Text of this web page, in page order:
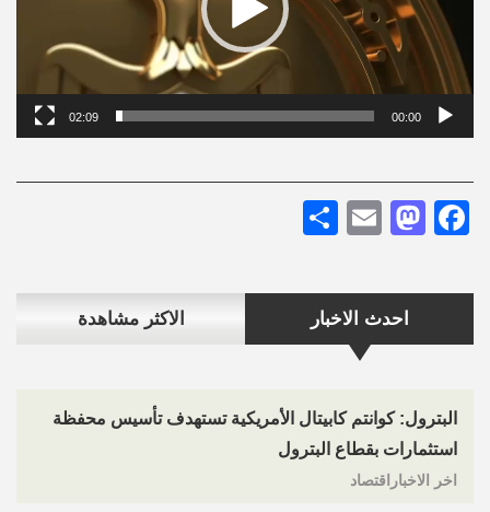
احدث الاخبار الاكثر مشاهدة
البترول: كوانتم كابيتال الأمريكية تستهدف تأسيس محفظة
استثمارات بقطاع البترول
اخر الاخباراقتصاد
00:00
02:09
Facebook
Mastodon
Email